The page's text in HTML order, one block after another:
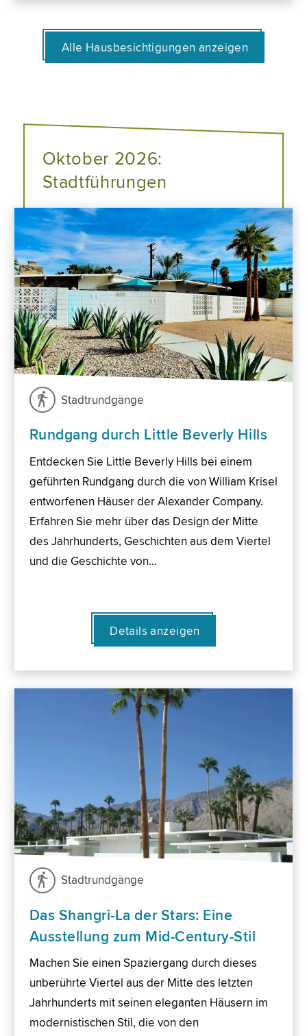
Alle Hausbesichtigungen anzeigen
Oktober 2026:
Stadtführungen
Stadtrundgänge
Rundgang durch Little Beverly Hills
Entdecken Sie Little Beverly Hills bei einem
geführten Rundgang durch die von William Krisel
entworfenen Häuser der Alexander Company.
Erfahren Sie mehr über das Design der Mitte
des Jahrhunderts, Geschichten aus dem Viertel
und die Geschichte von…
Details anzeigen
Stadtrundgänge
Das Shangri-La der Stars: Eine
Ausstellung zum Mid-Century-Stil
Machen Sie einen Spaziergang durch dieses
unberührte Viertel aus der Mitte des letzten
Jahrhunderts mit seinen eleganten Häusern im
modernistischen Stil, die von den